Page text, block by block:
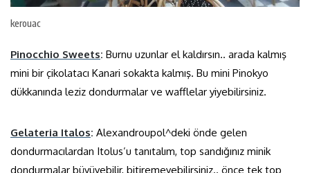
kerouac
Pinocchio Sweets: Burnu uzunlar el kaldırsın.. arada kalmış
mini bir çikolatacı Kanari sokakta kalmış. Bu mini Pinokyo
dükkanında leziz dondurmalar ve wafflelar yiyebilirsiniz.
Gelateria Italos: Alexandroupol^deki önde gelen
dondurmacılardan Itolus’u tanıtalım, top sandığınız minik
dondurmalar büyüyebilir, bitiremeyebilirsiniz.. önce tek top